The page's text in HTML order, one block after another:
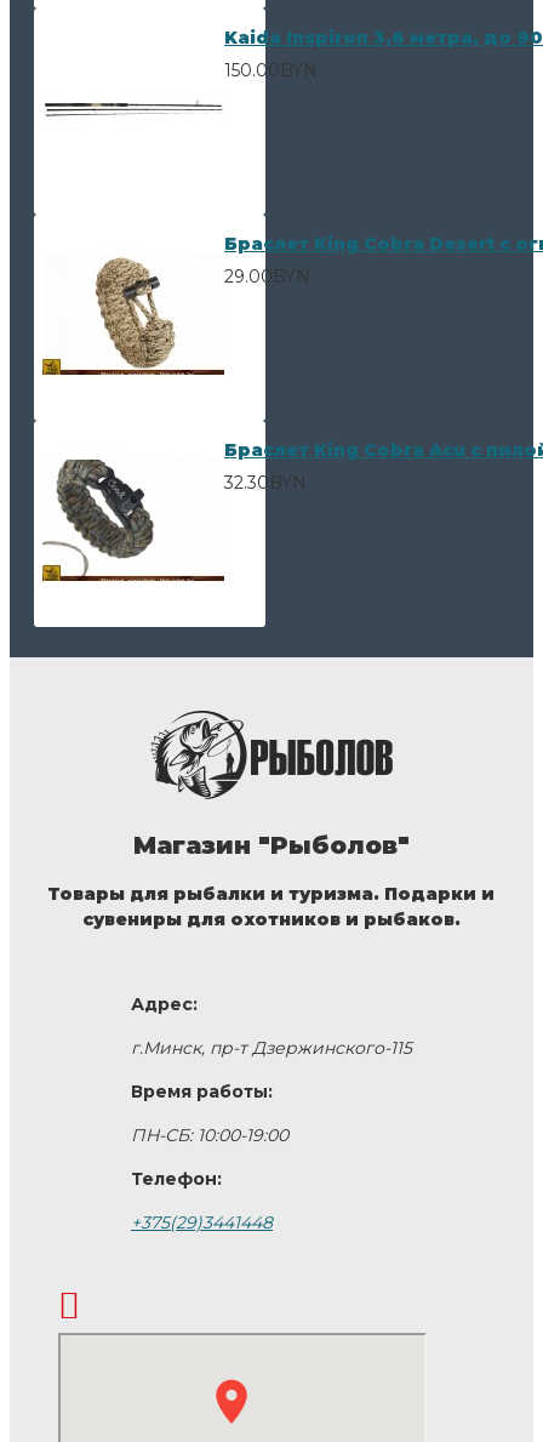
Kaida Inspiron 3,6 метра, до
150.00BYN
Браслет King Cobra Desert с
29.00BYN
Браслет King Cobra Acu с
32.30BYN
Магазин "Рыболов"
Товары для рыбалки и туризма. Подарки и
сувениры для охотников и рыбаков.
Адрес:
г.Минск, пр-т Дзержинского-115
Время работы:
ПН-СБ: 10:00-19:00
Телефон:
+375(29)3441448